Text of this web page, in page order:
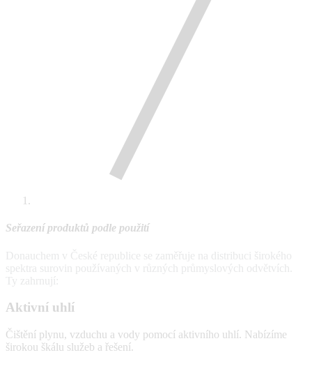
Seřazení produktů podle použití
Donauchem v České republice se zaměřuje na distribuci širokého
spektra surovin používaných v různých průmyslových odvětvích.
Ty zahrnují:
Aktivní uhlí
Čištění plynu, vzduchu a vody pomocí aktivního uhlí. Nabízíme
širokou škálu služeb a řešení.